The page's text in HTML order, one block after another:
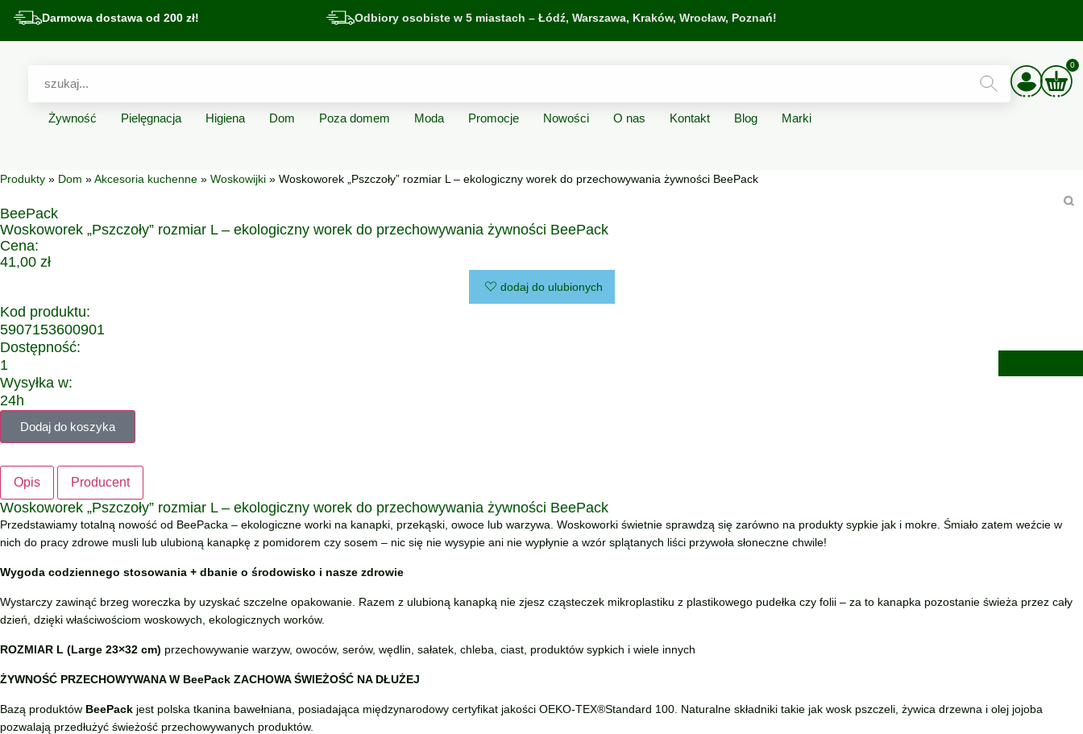
Darmowa dostawa od 200 zł! Odbiory osobiste w 5 miastach – Łódź, Warszawa, Kraków, Wrocław, Poznań!
0
Żywność Pielęgnacja Higiena Dom Poza domem Moda Promocje Nowości O nas Kontakt Blog Marki
Produkty » Dom »Akcesoria kuchenne » Woskowijki » Woskoworek „Pszczoły” rozmiar L – ekologiczny worek do przechowywania żywności BeePack
BeePack
Woskoworek „Pszczoły” rozmiar L – ekologiczny worek do przechowywania żywności BeePack
Cena:
41,00 zł
dodaj do ulubionych
Kod produktu:
5907153600901
Dostępność:
1
Wysyłka w:
24h
Dodaj do koszyka
Opis Producent
Woskoworek „Pszczoły” rozmiar L – ekologiczny worek do przechowywania żywności BeePack
Przedstawiamy totalną nowość od BeePacka – ekologiczne worki na kanapki, przekąski, owoce lub warzywa. Woskoworki świetnie sprawdzą się zarówno na produkty sypkie jak i mokre. Śmiało zatem weźcie w
nich do pracy zdrowe musli lub ulubioną kanapkę z pomidorem czy sosem – nic się nie wysypie ani nie wypłynie a wzór splątanych liści przywoła słoneczne chwile!
Wygoda codziennego stosowania + dbanie o środowisko i nasze zdrowie
Wystarczy zawinąć brzeg woreczka by uzyskać szczelne opakowanie. Razem z ulubioną kanapką nie zjesz cząsteczek mikroplastiku z plastikowego pudełka czy folii – za to kanapka pozostanie świeża przez cały
dzień, dzięki właściwościom woskowych, ekologicznych worków.
ROZMIAR L (Large 23×32 cm) przechowywanie warzyw, owoców, serów, wędlin, sałatek, chleba, ciast, produktów sypkich i wiele innych
ŻYWNOŚĆ PRZECHOWYWANA W BeePack ZACHOWA ŚWIEŻOŚĆ NA DŁUŻEJ
Bazą produktów BeePack jest polska tkanina bawełniana, posiadająca międzynarodowy certyfikat jakości OEKO-TEX®Standard 100. Naturalne składniki takie jak wosk pszczeli, żywica drzewna i olej jojoba
pozwalają przedłużyć świeżość przechowywanych produktów.